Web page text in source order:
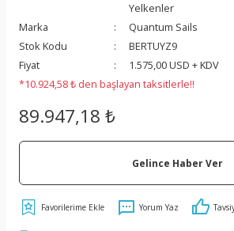
Yelkenler
Marka
Quantum Sails
Stok Kodu
BERTUYZ9
Fiyat
1.575,00 USD + KDV
*10.924,58 ₺ den başlayan taksitlerle!!
89.947,18 ₺
Gelince Haber Ver
Yorum Yaz